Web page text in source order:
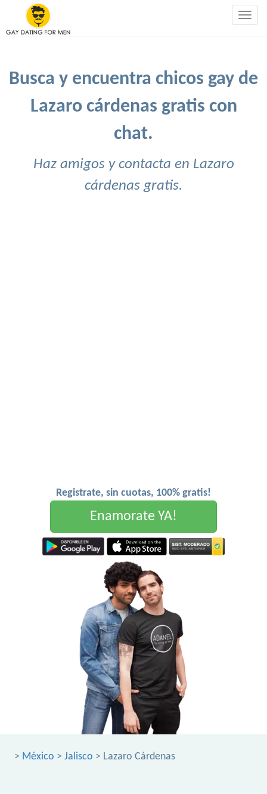
Busca y encuentra chicos gay de
Lazaro cárdenas gratis con
chat.
Haz amigos y contacta en Lazaro
cárdenas gratis.
Registrate, sin cuotas, 100% gratis!
Enamorate YA!
> México > Jalisco > Lazaro Cárdenas